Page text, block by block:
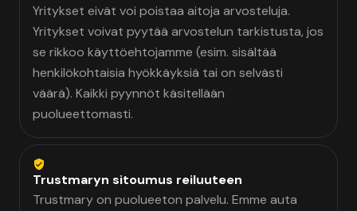
Yritykset eivät voi poistaa aitoja arvosteluja.
Yritykset voivat pyytää arvostelun tarkistusta, jos
se rikkoo käyttöehtojamme (esim. sisältää
henkilökohtaisia hyökkäyksiä tai on selvästi
väärä). Kaikki pyynnöt käsitellään
puolueettomasti.
Trustmaryn sitoumus reiluuteen
Trustmary on puolueeton palvelu. Emme auta